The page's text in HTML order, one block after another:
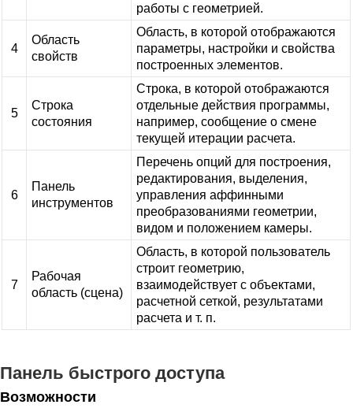
работы с геометрией.
4
Область
свойств
Область, в которой отображаются
параметры, настройки и свойства
построенных элементов.
5
Строка
состояния
Строка, в которой отображаются
отдельные действия программы,
например, сообщение о смене
текущей итерации расчета.
6
Панель
инструментов
Перечень опций для построения,
редактирования, выделения,
управления аффинными
преобразованиями геометрии,
видом и положением камеры.
7
Рабочая
область (сцена)
Область, в которой пользователь
строит геометрию,
взаимодействует с объектами,
расчетной сеткой, результатами
расчета и т. п.
Панель быстрого доступа
Возможности